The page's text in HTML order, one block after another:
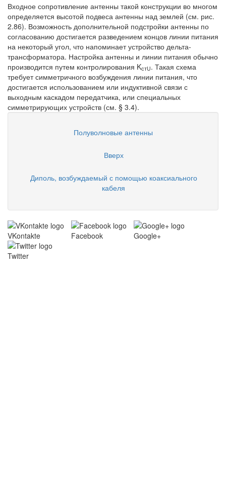
Входное сопротивление антенны такой конструкции во многом
определяется высотой подвеса антенны над землей (см. рис.
2.86). Возможность дополнительной подстройки антенны по
согласованию достигается разведением концов линии питания
на некоторый угол, что напоминает устройство дельта-
трансформатора. Настройка антенны и линии питания обычно
производится путем контролирования KстU. Такая схема
требует симметричного возбуждения линии питания, что
достигается использованием или индуктивной связи с
выходным каскадом передатчика, или специальных
симметрирующих устройств (см. § 3.4).
Полуволновые антенны
Вверх
Диполь, возбуждаемый с помощью коаксиального
кабеля
VKontakte Facebook
Google+
Twitter